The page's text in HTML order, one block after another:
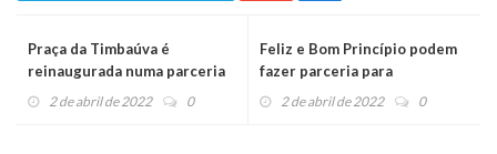
Praça da Timbaúva é
reinaugurada numa parceria
entre Prefeitura e Sicredi
2 de abril de 2022 0
Feliz e Bom Princípio podem
fazer parceria para
pavimentação
2 de abril de 2022 0